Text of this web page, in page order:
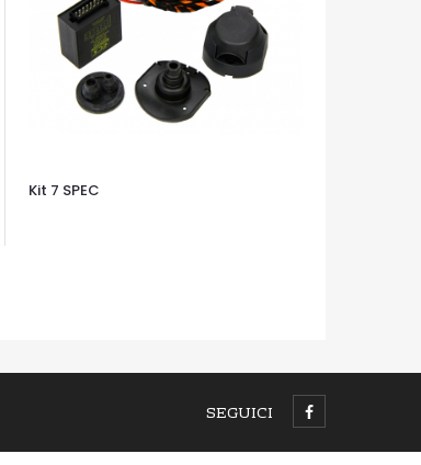
Kit 7 SPEC
SEGUICI